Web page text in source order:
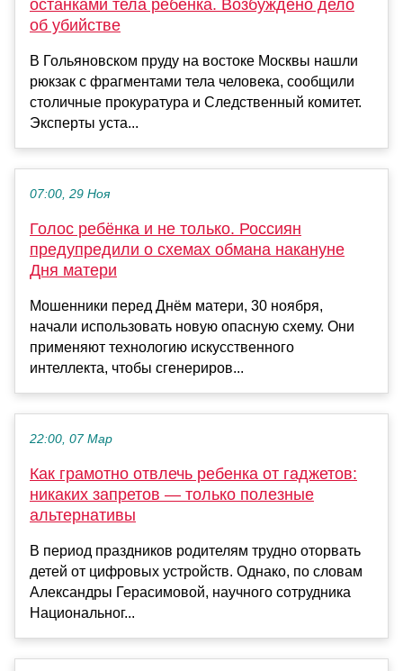
останками тела ребенка. Возбуждено дело
об убийстве
В Гольяновском пруду на востоке Москвы нашли
рюкзак с фрагментами тела человека, сообщили
столичные прокуратура и Следственный комитет.
Эксперты уста...
07:00, 29 Ноя
Голос ребёнка и не только. Россиян
предупредили о схемах обмана накануне
Дня матери
Мошенники перед Днём матери, 30 ноября,
начали использовать новую опасную схему. Они
применяют технологию искусственного
интеллекта, чтобы сгенериров...
22:00, 07 Мар
Как грамотно отвлечь ребенка от гаджетов:
никаких запретов — только полезные
альтернативы
В период праздников родителям трудно оторвать
детей от цифровых устройств. Однако, по словам
Александры Герасимовой, научного сотрудника
Национальног...